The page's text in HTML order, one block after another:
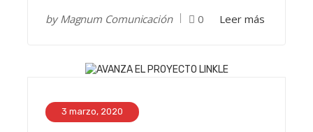
byMagnum Comunicación 0 Leer más
3 marzo, 2020